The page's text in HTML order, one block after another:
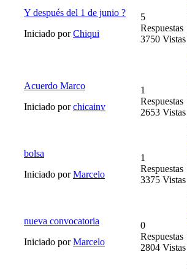
Y después del 1 de junio ?
Iniciado porChiqui
5
Respuestas
3750 Vistas
Acuerdo Marco
Iniciado porchicainv
1
Respuestas
2653 Vistas
bolsa
Iniciado porMarcelo
1
Respuestas
3375 Vistas
nueva convocatoria
Iniciado porMarcelo
0
Respuestas
2804 Vistas